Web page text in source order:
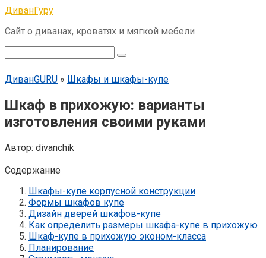
Перейти
контенту
ДиванГуру
Сайт о диванах, кроватях и мягкой мебели
ДиванGURU » Шкафы и шкафы-купе
Шкаф в прихожую: варианты
изготовления своими руками
Автор: divanchik
Содержание
Шкафы-купе корпусной конструкции
Формы шкафов купе
Дизайн дверей шкафов-купе
Как определить размеры шкафа-купе в прихожую
Шкаф-купе в прихожую эконом-класса
Планирование